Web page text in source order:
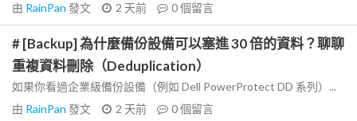
由 RainPan 發文 2 天前 0個留言
# [Backup] 為什麼備份設備可以塞進 30 倍的資料？聊聊
重複資料刪除（Deduplication）
如果你看過企業級備份設備（例如 Dell PowerProtect DD 系列）...
由 RainPan 發文 2 天前 0個留言